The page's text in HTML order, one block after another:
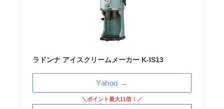
ラドンナ アイスクリームメーカー K-IS13
＼ポイント最大11倍！／
Yahoo →